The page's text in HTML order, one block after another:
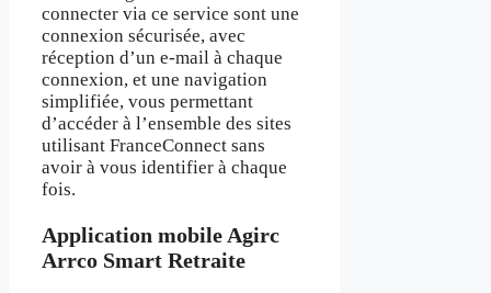
connecter via ce service sont une
connexion sécurisée, avec
réception d’un e-mail à chaque
connexion, et une navigation
simplifiée, vous permettant
d’accéder à l’ensemble des sites
utilisant FranceConnect sans
avoir à vous identifier à chaque
fois.
Application mobile Agirc
Arrco Smart Retraite